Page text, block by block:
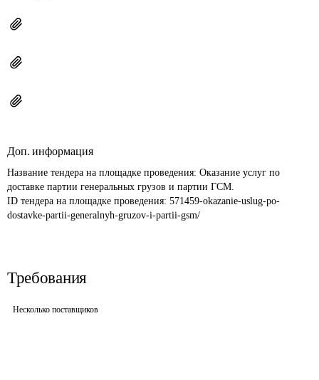
Доп. информация
Название тендера на площадке проведения: Оказание услуг по
доставке партии генеральных грузов и партии ГСМ.
ID тендера на площадке проведения: 571459-okazanie-uslug-po-
dostavke-partii-generalnyh-gruzov-i-partii-gsm/
Требования
Несколько поставщиков